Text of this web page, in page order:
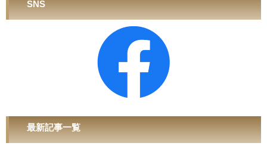
SNS
最新記事一覧